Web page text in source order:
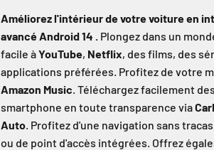
Améliorez l'intérieur de votre voiture en
avancé Android 14 . Plongez dans un
facile àYouTube, Netflix, des films, des
applications préférées. Profitez de votre
Amazon Music. Téléchargez facilement
smartphone en toute transparence via
Auto. Profitez d'une navigation sans
ou de point d'accès intégrées. Offrez